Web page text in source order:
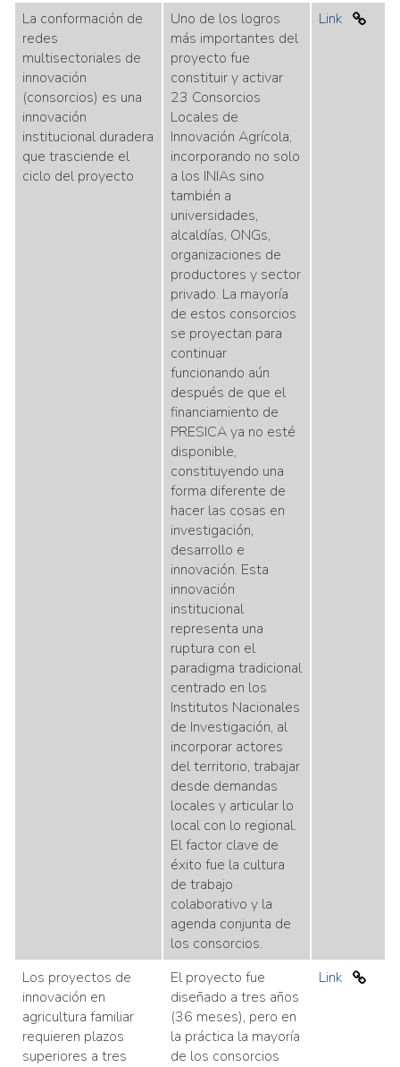
La conformación de
redes
multisectoriales de
innovación
(consorcios) es una
innovación
institucional duradera
que trasciende el
ciclo del proyecto
Uno de los logros
más importantes del
proyecto fue
constituir y activar
23 Consorcios
Locales de
Innovación Agrícola,
incorporando no solo
a los INIAs sino
también a
universidades,
alcaldías, ONGs,
organizaciones de
productores y sector
privado. La mayoría
de estos consorcios
se proyectan para
continuar
funcionando aún
después de que el
financiamiento de
PRESICA ya no esté
disponible,
constituyendo una
forma diferente de
hacer las cosas en
investigación,
desarrollo e
innovación. Esta
innovación
institucional
representa una
ruptura con el
paradigma tradicional
centrado en los
Institutos Nacionales
de Investigación, al
incorporar actores
del territorio, trabajar
desde demandas
locales y articular lo
local con lo regional.
El factor clave de
éxito fue la cultura
de trabajo
colaborativo y la
agenda conjunta de
los consorcios.
Link
Los proyectos de
innovación en
agricultura familiar
requieren plazos
superiores a tres
El proyecto fue
diseñado a tres años
(36 meses), pero en
la práctica la mayoría
de los consorcios
Link